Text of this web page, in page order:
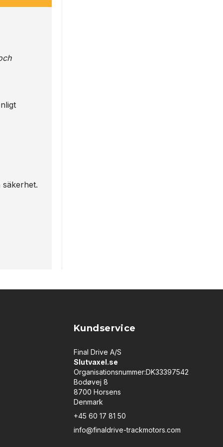
Kundservice
Final Drive A/S
Slutvaxel.se
Organisationsnummer:DK33397542
Bodøvej 8
8700 Horsens
Denmark
+45 60 17 81 50
info@finaldrive-trackmotors.com